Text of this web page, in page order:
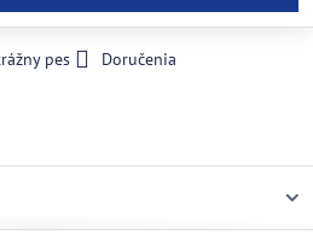
pes
Doručenia